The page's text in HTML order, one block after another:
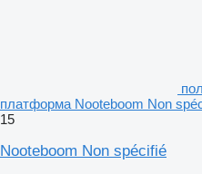
платформа Nooteboom Non
15
Nooteboom Non spécifié